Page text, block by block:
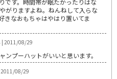
がりますよね。ねんねして入らな
きなおもちゃはやはり置いてま
| 2011/08/29
ンプーハットがいいと思います。
2011/08/29